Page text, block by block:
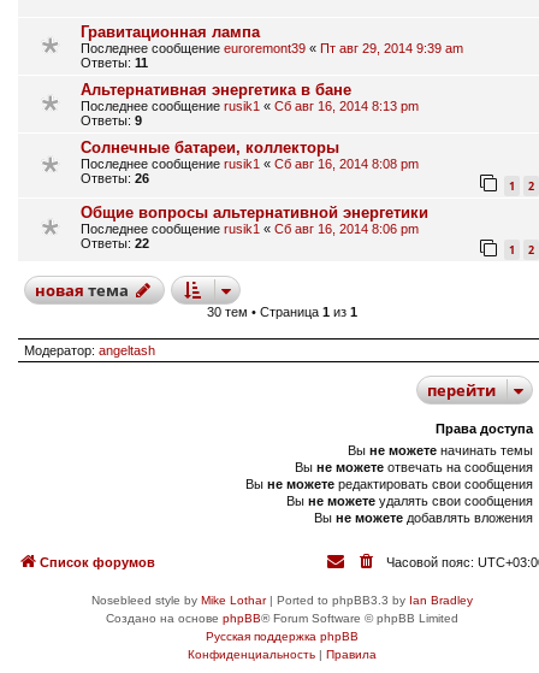
Гравитационная лампа
Последнее сообщение euroremont39 « Пт авг 29, 2014 9:39 am
Ответы: 11
Альтернативная энергетика в бане
Последнее сообщение rusik1 « Сб авг 16, 2014 8:13 pm
Ответы: 9
Солнечные батареи, коллекторы
Последнее сообщение rusik1 « Сб авг 16, 2014 8:08 pm
Ответы: 26 1 2
Общие вопросы альтернативной энергетики
Последнее сообщение rusik1 « Сб авг 16, 2014 8:06 pm
Ответы: 22 1 2
новаятема
30 тем • Страница 1из 1
Модератор: angeltash
перейти
Права доступа
Вы не можете начинать темы
Вы не можете отвечать на сообщения
Вы не можете редактировать свои сообщения
Вы не можете удалять свои сообщения
Вы не можете добавлять вложения
Список форумов Часовой пояс:
Nosebleed style by Mike Lothar| Ported to phpBB3.3 by Ian Bradley
Создано на основе phpBB® Forum Software © phpBB Limited
Русская поддержка phpBB
Конфиденциальность| Правила